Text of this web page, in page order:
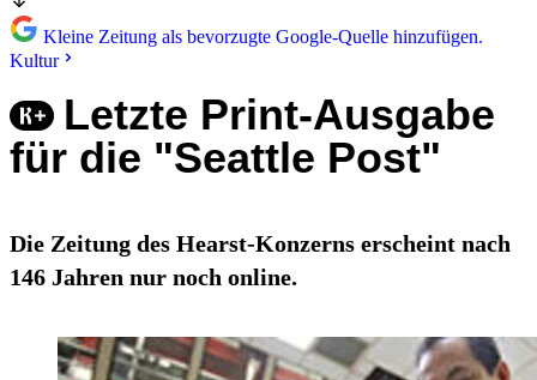
Kleine Zeitung als bevorzugte Google-Quelle hinzufügen.
Kultur
Letzte Print-Ausgabe
für die "Seattle Post"
Die Zeitung des Hearst-Konzerns erscheint nach
146 Jahren nur noch online.